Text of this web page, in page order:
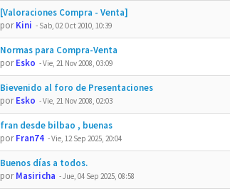
[Valoraciones Compra - Venta]
porKini - Sab, 02 Oct 2010, 10:39
Normas para Compra-Venta
porEsko -Vie, 21 Nov 2008, 03:09
Bievenido al foro de Presentaciones
porEsko -Vie, 21 Nov 2008, 02:03
fran desde bilbao , buenas
porFran74 -Vie, 12 Sep 2025, 20:04
Buenos días a todos.
porMasiricha -Jue, 04 Sep 2025, 08:58